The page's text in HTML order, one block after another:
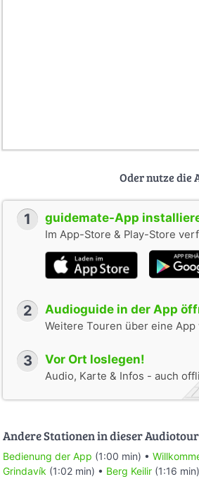
Oder nutze die
1 guidemate-App
Im App-Store & Play-Store
2 Audioguide in der App
Weitere Touren über eine App
3 Vor Ort loslegen!
Audio, Karte & Infos - auch
Andere Stationen in dieser
Bedienung der App (1:00 min) •
Grindavík (1:02 min) • Berg Keilir (1:16